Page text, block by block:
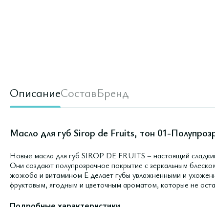
ОписаниеСоставБренд
Масло для губ Sirop de Fruits, тон 01-
Новые масла для губ SIROP DE FRUITS – настоящий
Они создают полупрозрачное покрытие с зеркальным
жожоба и витамином Е делает губы увлажненными и
фруктовым, ягодным и цветочным ароматом, которые не